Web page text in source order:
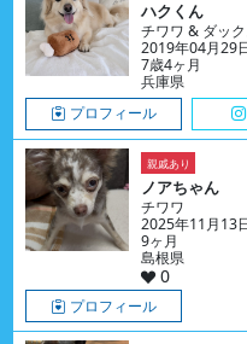
ハクくん
チワワ & ダッ
2019年04月29
7歳4ヶ月
兵庫県
プロフィール
親戚あり
ノアちゃん
チワワ
2025年11月13
9ヶ月
島根県
0
プロフィール